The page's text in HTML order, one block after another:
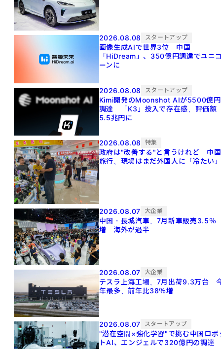
2026.08.08 スタートアップ
画像生成AIで世界3位 中国
「HiDream」、350億円調達でユニ
ーンに
2026.08.08 スタートアップ
Kimi開発のMoonshot AIが5500億円
調達 「K3」投入で存在感、評価額
5.5兆円に
2026.08.08 特集
政府は"改善する"と言うけれど 中国
旅行、現場はまだ外国人に「冷たい
2026.08.07 大企業
中国・長城汽車、7月新車販売3.5％
増 海外が過半
2026.08.07 大企業
テスラ上海工場、7月出荷9.3万台
年最多、前年比38％増
2026.08.07 スタートアップ
"潜在空間×強化学習"で挑む中国ロボ
トAI、エンジェルで320億円の調達